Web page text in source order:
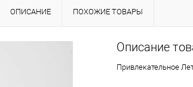
ОПИСАНИЕ ПОХОЖИЕ ТОВАРЫ
Описание
Привлекательное